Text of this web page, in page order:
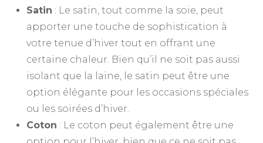
Satin : Le satin, tout comme la soie, peut
apporter une touche de sophistication à
votre tenue d’hiver tout en offrant une
certaine chaleur. Bien qu’il ne soit pas aussi
isolant que la laine, le satin peut être une
option élégante pour les occasions spéciales
ou les soirées d’hiver.
Coton : Le coton peut également être une